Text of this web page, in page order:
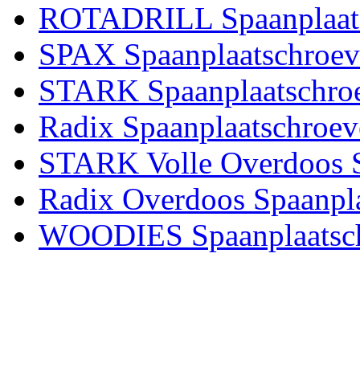
ROTADRILL
SPAX
STARK
Radix
STARK Volle Overdoos
Radix Overdoos
WOODIES